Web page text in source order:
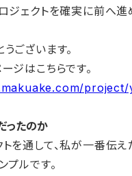
ジェクトを確実に前へ進
ございます。
ジはこちらです。
project/
ったのか
を通して、私が一番伝え
プルです。